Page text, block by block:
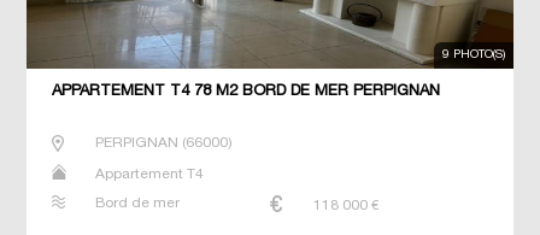
9 PHOTO(S)
APPARTEMENT T4 78 M2 BORD DE MER PERPIGNAN
PERPIGNAN (66000)
Appartement T4
Bord de mer 118 000 €